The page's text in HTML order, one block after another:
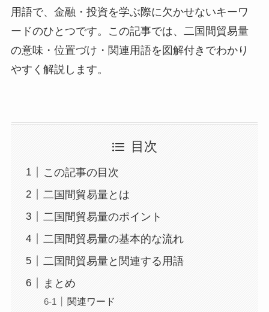
用語で、金融・投資を学ぶ際に欠かせないキーワ
ードのひとつです。この記事では、二国間貿易量
の意味・位置づけ・関連用語を図解付きでわかり
やすく解説します。
目次
この記事の目次
二国間貿易量とは
二国間貿易量のポイント
二国間貿易量の基本的な流れ
二国間貿易量と関連する用語
まとめ
関連ワード